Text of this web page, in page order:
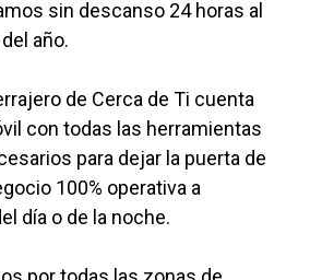
sin descanso 24 horas al
año.
de Cerca de Ti cuenta
con todas las herramientas
para dejar la puerta de
100% operativa a
día o de la noche.